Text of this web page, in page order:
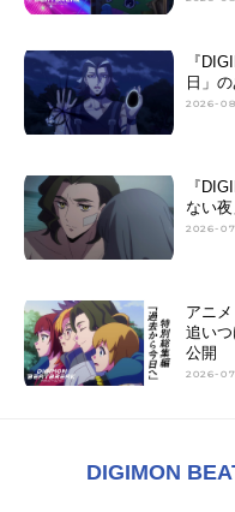
『
日」
2026-
『
ない
2026-
アニ
追い
公開
2026-
DIGIMON